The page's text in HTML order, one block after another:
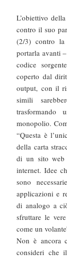
L’obiettivo
contro il suo
(2/3) contro
portarla avanti
codice
coperto dal
output, con il
simili
monopolio.
“Questa è
della carta
di un sito
internet. Idee
sono
applicazioni e
di analogo a
sfruttare le
come un
Non è ancora
consideri che